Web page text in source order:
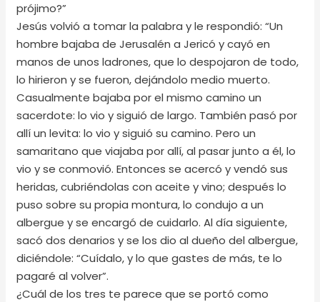
prójimo?”
Jesús volvió a tomar la palabra y le respondió: “Un
hombre bajaba de Jerusalén a Jericó y cayó en
manos de unos ladrones, que lo despojaron de todo,
lo hirieron y se fueron, dejándolo medio muerto.
Casualmente bajaba por el mismo camino un
sacerdote: lo vio y siguió de largo. También pasó por
allí un levita: lo vio y siguió su camino. Pero un
samaritano que viajaba por allí, al pasar junto a él, lo
vio y se conmovió. Entonces se acercó y vendó sus
heridas, cubriéndolas con aceite y vino; después lo
puso sobre su propia montura, lo condujo a un
albergue y se encargó de cuidarlo. Al día siguiente,
sacó dos denarios y se los dio al dueño del albergue,
diciéndole: “Cuídalo, y lo que gastes de más, te lo
pagaré al volver”.
¿Cuál de los tres te parece que se portó como